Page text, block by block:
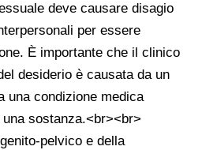
deve causare disagio
per essere
È importante che il clinico
desiderio è causata da un
una condizione medica
sostanza.<br><br>
pelvico e della